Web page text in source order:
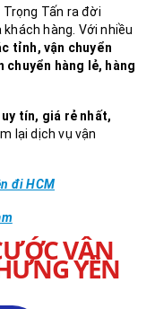
Trọng Tấn ra đời
hàng. Với nhiều
tỉnh, vận chuyển
chuyển hàng lẻ, hàng
tín, giá rẻ nhất,
lại dịch vụ vận
đi HCM
VẬN
YÊN